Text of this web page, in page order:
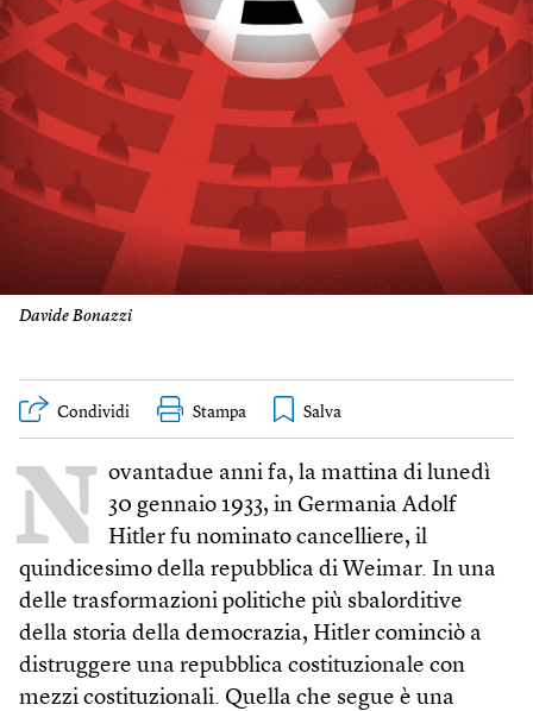
Davide Bonazzi
Condividi Stampa
N ovantadue anni fa, la mattina di lunedì
30 gennaio 1933, in Germania Adolf
Hitler fu nominato cancelliere, il
quindicesimo della repubblica di Weimar. In una
delle trasformazioni politiche più sbalorditive
della storia della democrazia, Hitler cominciò a
distruggere una repubblica costituzionale con
mezzi costituzionali. Quella che segue è una